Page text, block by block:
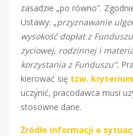
zasadzie „po równo”.
Ustawy: „przyznawanie
wysokość dopłat z
życiowej, rodzinnej i
korzystania z Funduszu”.
kierować się tzw.
uczynić, pracodawca musi
stosowne dane.
Źródło informacji o